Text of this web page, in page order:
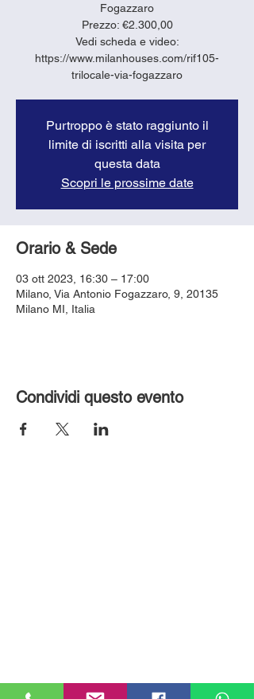
Fogazzaro
Prezzo: €2.300,00
Vedi scheda e video:
https://www.milanhouses.com/rif105-
trilocale-via-fogazzaro
Purtroppo è stato raggiunto il
limite di iscritti alla visita per
questa data
Scopri le prossime date
Orario & Sede
03 ott 2023, 16:30 – 17:00
Milano, Via Antonio Fogazzaro, 9, 20135
Milano MI, Italia
Condividi questo evento